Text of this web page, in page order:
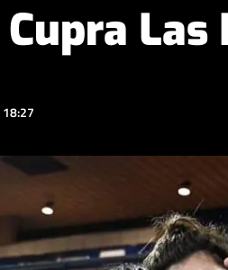
Las
18:27